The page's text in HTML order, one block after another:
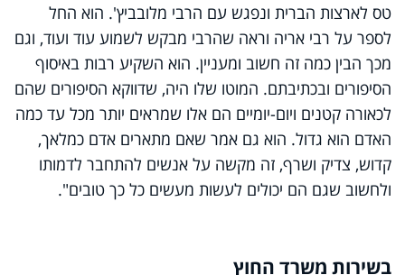
טס לארצות הברית ונפגש עם הרבי מלובביץ'. הוא החל
לספר על רבי אריה וראה שהרבי מבקש לשמוע עוד ועוד, וגם
מכך הבין כמה זה חשוב ומעניין. הוא השקיע רבות באיסוף
הסיפורים ובכתיבתם. המוטו שלו היה, שדווקא הסיפורים שהם
לכאורה קטנים ויום-יומיים הם אלו שמראים יותר מכל עד כמה
האדם הוא גדול. הוא גם אמר שאם מתארים אדם כמלאך,
קדוש, צדיק ושרף, זה מקשה על אנשים להתחבר לדמותו
ולחשוב שגם הם יכולים לעשות מעשים כל כך טובים".
בשירות משרד החוץ